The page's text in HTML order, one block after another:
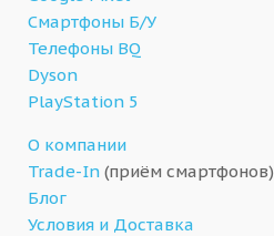
Смартфоны Б/У
Телефоны BQ
Dyson
PlayStation 5
О компании
Trade-In (приём смартфонов)
Блог
Условия и Доставка